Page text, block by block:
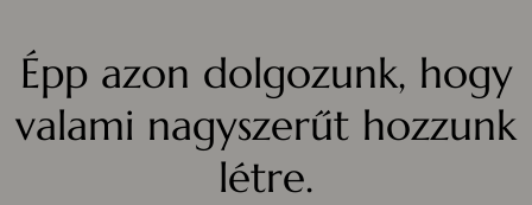
Épp azon dolgozunk, hogy
valami nagyszerűt hozzunk
létre.